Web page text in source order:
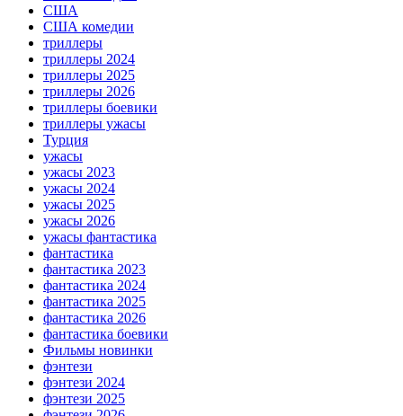
США
США комедии
триллеры
триллеры 2024
триллеры 2025
триллеры 2026
триллеры боевики
триллеры ужасы
Турция
ужасы
ужасы 2023
ужасы 2024
ужасы 2025
ужасы 2026
ужасы фантастика
фантастика
фантастика 2023
фантастика 2024
фантастика 2025
фантастика 2026
фантастика боевики
Фильмы новинки
фэнтези
фэнтези 2024
фэнтези 2025